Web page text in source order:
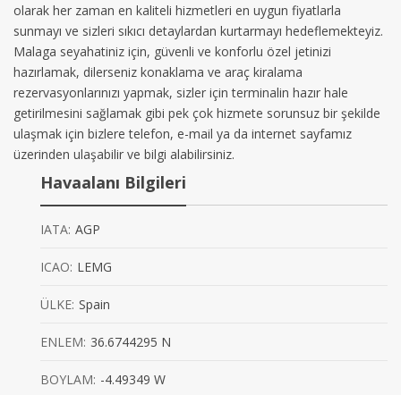
olarak her zaman en kaliteli hizmetleri en uygun fiyatlarla
sunmayı ve sizleri sıkıcı detaylardan kurtarmayı hedeflemekteyiz.
Malaga seyahatiniz için, güvenli ve konforlu özel jetinizi
hazırlamak, dilerseniz konaklama ve araç kiralama
rezervasyonlarınızı yapmak, sizler için terminalin hazır hale
getirilmesini sağlamak gibi pek çok hizmete sorunsuz bir şekilde
ulaşmak için bizlere telefon, e-mail ya da internet sayfamız
üzerinden ulaşabilir ve bilgi alabilirsiniz.
Havaalanı Bilgileri
IATA: AGP
ICAO: LEMG
ÜLKE: Spain
ENLEM: 36.6744295 N
BOYLAM: -4.49349 W